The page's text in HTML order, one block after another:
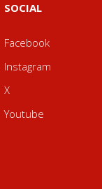
SOCIAL
Facebook
Instagram
X
Youtube